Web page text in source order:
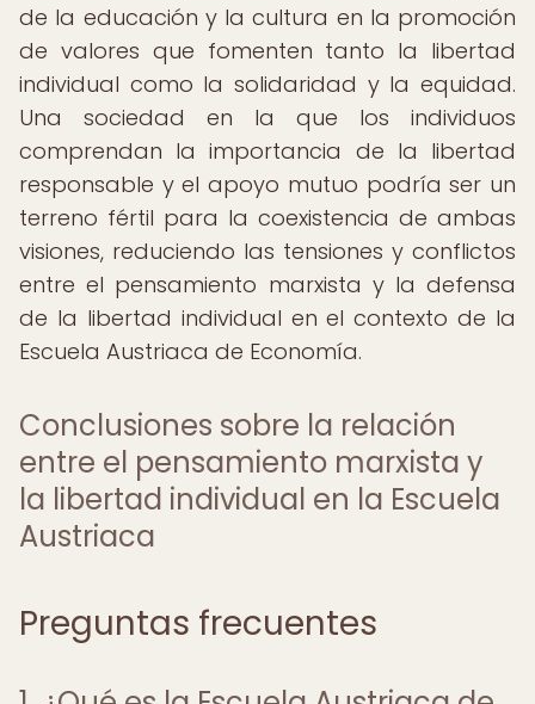
de la educación y la cultura en la promoción
de valores que fomenten tanto la libertad
individual como la solidaridad y la equidad.
Una sociedad en la que los individuos
comprendan la importancia de la libertad
responsable y el apoyo mutuo podría ser un
terreno fértil para la coexistencia de ambas
visiones, reduciendo las tensiones y conflictos
entre el pensamiento marxista y la defensa
de la libertad individual en el contexto de la
Escuela Austriaca de Economía.
Conclusiones sobre la relación
entre el pensamiento marxista y
la libertad individual en la Escuela
Austriaca
Preguntas frecuentes